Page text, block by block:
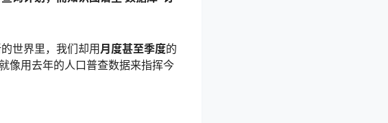
世界里，我们却用月度甚至季度的
像用去年的人口普查数据来指挥今